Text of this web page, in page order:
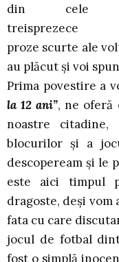
din cele
treisprezece
proze scurte ale
au plăcut și voi
Prima povestire a
la 12 ani”, ne oferă
noastre
blocurilor și a
descopeream și le
este aici timpul
dragoste, deși vom
fata cu care
jocul de fotbal
fost o simplă